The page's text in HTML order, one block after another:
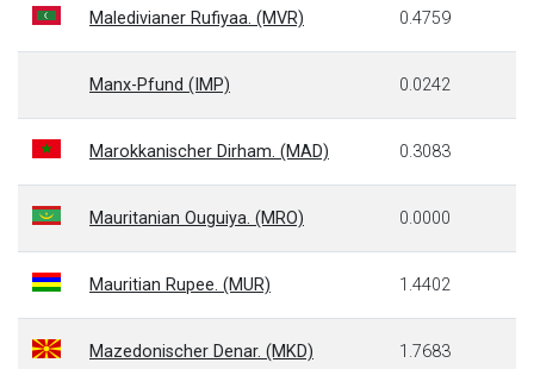
Maledivianer Rufiyaa. (MVR) 0.4759
Manx-Pfund (IMP) 0.0242
Marokkanischer Dirham. (MAD) 0.3083
Mauritanian Ouguiya. (MRO) 0.0000
Mauritian Rupee. (MUR) 1.4402
Mazedonischer Denar. (MKD) 1.7683